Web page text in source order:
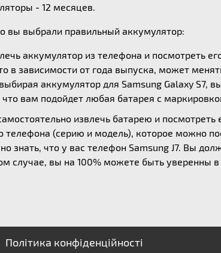
- 12 месяцев.
вы выбрали правильный аккумулятор:
аккумулятор из телефона и посмотреть
в зависимости от года выпуска, может
аккумулятор для Samsung Galaxy S7,
что вам подойдет любая батарея с
извлечь батарею и
телефона (серию и модель), которое можно
знать, что у вас телефон Samsung J7. Вы
случае, вы на 100% можете быть уверенны
Політика конфіденційності